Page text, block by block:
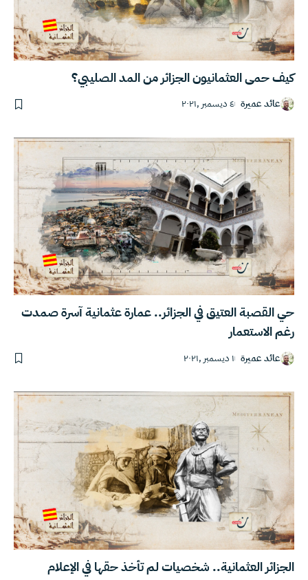
كيف حمى العثمانيون الجزائر من المد الصليبي؟
عائد عميرة ٤ ديسمبر ,٢٠٢١
حي القصبة العتيق في الجزائر.. عمارة عثمانية آسرة صمدت
رغم الاستعمار
عائد عميرة ١ ديسمبر ,٢٠٢١
الجزائر العثمانية.. شخصيات لم تأخذ حقها في الإعلام